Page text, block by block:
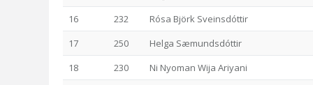
16
232
Rósa Björk Sveinsdóttir
17
250
Helga Sæmundsdóttir
18
230
Ni Nyoman Wija Ariyani